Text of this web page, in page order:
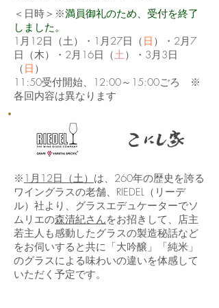
＜ 日時＞※満員御礼のため、受付を終了
しました。
1月12日（土）・1月27日（ 日 ）・2月7
日（木）・2月16日（土）・3月3日
（ 日 ）
11:50受付開始、12:00～15:00ごろ ※
各回内容は異なります
※ 1月12日（土） は、260年の歴史を誇る
ワイングラスの老舗、RIEDEL（リーデ
ル）社より、グラスエデュケーターでソ
ムリエの森清紀さんをお招きして、店主
若主人も感動したグラスの製造秘話など
をお伺いすると共に「大吟醸」「純米」
のグラスによる味わいの違いを体感して
いただく予定です。